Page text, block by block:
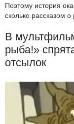
Поэтому история
сколько рассказом о
В
рыба!»
отсылок